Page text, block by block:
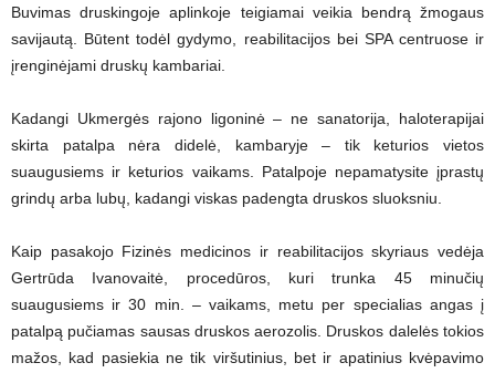
Buvimas druskingoje aplinkoje teigiamai veikia bendrą žmogaus
savijautą. Būtent todėl gydymo, reabilitacijos bei SPA centruose ir
įrenginėjami druskų kambariai.
Kadangi Ukmergės rajono ligoninė – ne sanatorija, haloterapijai
skirta patalpa nėra didelė, kambaryje – tik keturios vietos
suaugusiems ir keturios vaikams. Patalpoje nepamatysite įprastų
grindų arba lubų, kadangi viskas padengta druskos sluoksniu.
Kaip pasakojo Fizinės medicinos ir reabilitacijos skyriaus vedėja
Gertrūda Ivanovaitė, procedūros, kuri trunka 45 minučių
suaugusiems ir 30 min. – vaikams, metu per specialias angas į
patalpą pučiamas sausas druskos aerozolis. Druskos dalelės tokios
mažos, kad pasiekia ne tik viršutinius, bet ir apatinius kvėpavimo